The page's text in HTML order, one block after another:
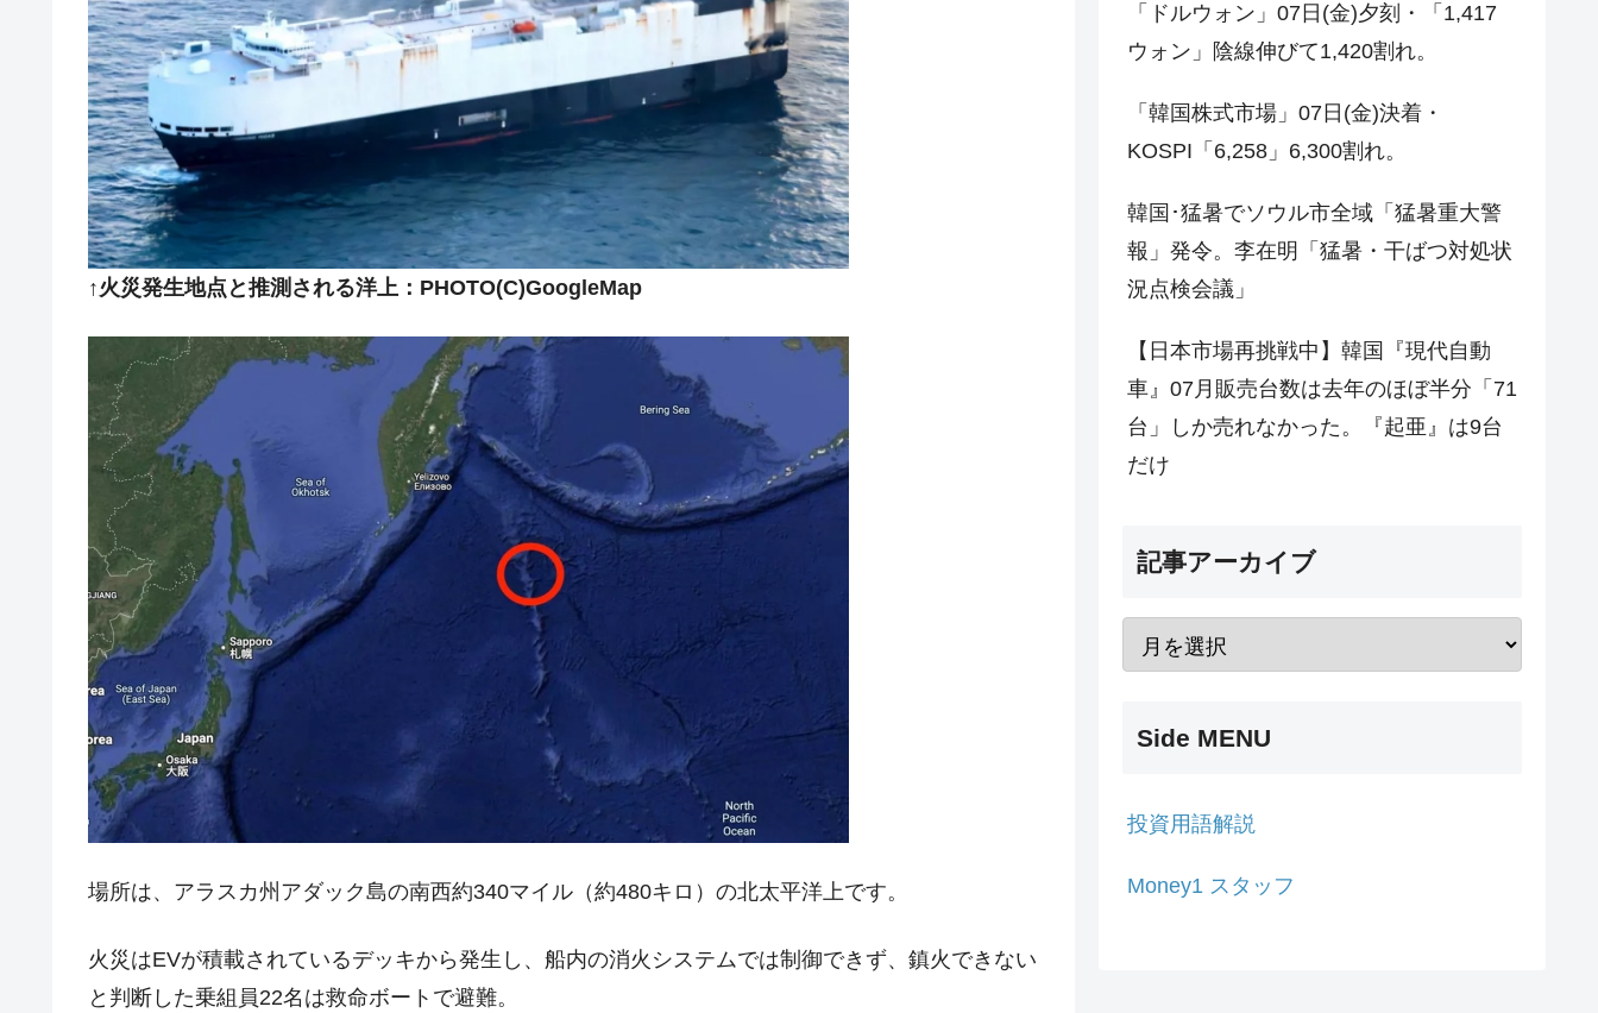
Fact1 夏の甲子園、優勝校を最も多く輩出している都道府県とは？
Fact1 今話題の「楽天ライオンズ」とは？
Fact1
Fact1 全て勝つといくら？ 競馬GI競走で勝利騎手がもらえる賞金とは？
Fact1 平成仮面ライダーの意外すぎるモチーフとは？
Fact1 発表から2日で大崩壊、鳴かず飛ばずに終わりそうなスーパーリーグとは？
Fact1 日本人マスターズ挑戦の歴史。松山以前に最高位だった選手とは？
Fact1 セレクトセールの高額取引馬が稼いだ金額とは？
↑火災発生地点と推測される洋上：PHOTO(C)GoogleMap
場所は、アラスカ州アダック島の南西約340マイル（約480キロ）の北太平洋上です。
火災はEVが積載されているデッキから発生し、船内の消火システムでは制御できず、鎮火できない
と判断した乗組員22名は救命ボートで避難。
「ドルウォン」07日(金)夕刻・「1,417
ウォン」陰線伸びて1,420割れ。
「韓国株式市場」07日(金)決着・
KOSPI「6,258」6,300割れ。
韓国･猛暑でソウル市全域「猛暑重大警
報」発令。李在明「猛暑・干ばつ対処状
況点検会議」
【日本市場再挑戦中】韓国『現代自動
車』07月販売台数は去年のほぼ半分「71
台」しか売れなかった。『起亜』は9台
だけ
記事アーカイブ
Side MENU
投資用語解説
Money1 スタッフ